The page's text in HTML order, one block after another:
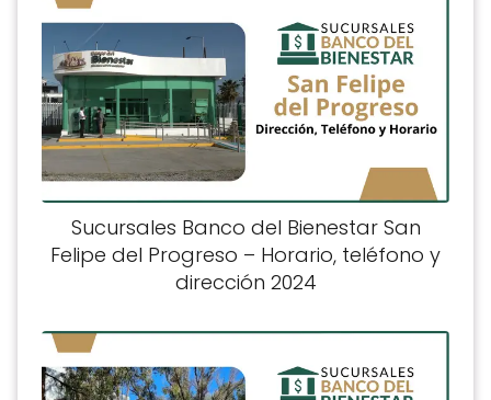
Sucursales Banco del Bienestar San
Felipe del Progreso – Horario, teléfono y
dirección 2024